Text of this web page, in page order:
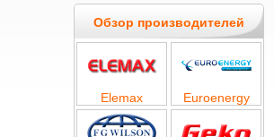
Обзор производителей
Elemax Euroenergy